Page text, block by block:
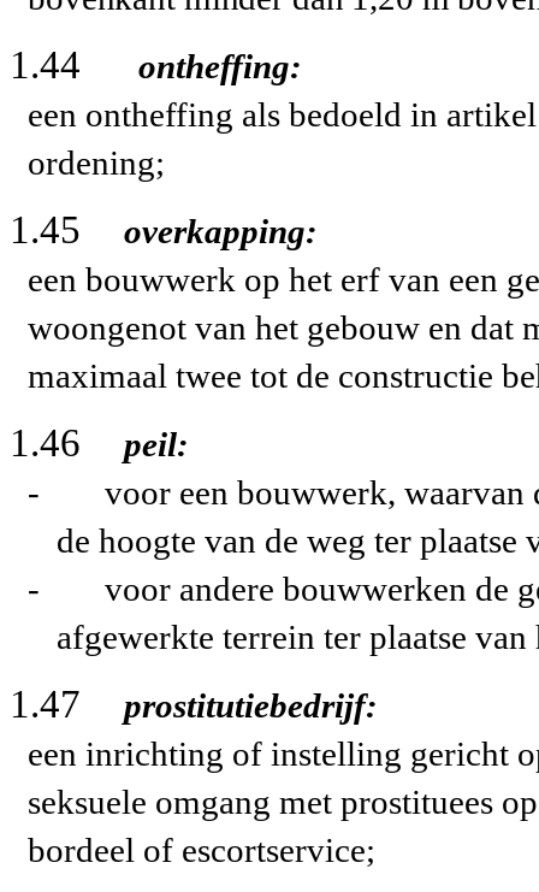
1.44
ontheffing:
een ontheffing als bedoeld in
ordening;
1.45
overkapping:
een bouwwerk op het erf van een
woongenot van het gebouw en dat
maximaal twee tot de constructie
1.46
peil:
-
voor een bouwwerk, waarvan
de hoogte van de weg ter plaatse
-
voor andere bouwwerken de
afgewerkte terrein ter plaatse
1.47
prostitutiebedrijf:
een inrichting of instelling gericht
seksuele omgang met prostituees
bordeel of escortservice;